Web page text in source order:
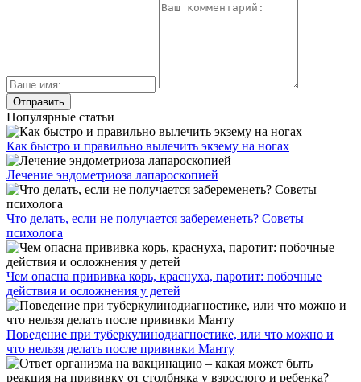
Популярные статьи
Как быстро и правильно вылечить экзему на ногах
Лечение эндометриоза лапароскопией
Что делать, если не получается забеременеть? Советы
психолога
Чем опасна прививка корь, краснуха, паротит: побочные
действия и осложнения у детей
Поведение при туберкулинодиагностике, или что можно и
что нельзя делать после прививки Манту